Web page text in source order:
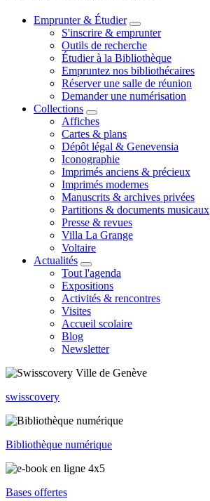
Emprunter & Étudier
S'inscrire & emprunter
Outils de recherche
Étudier à la Bibliothèque
Empruntez nos bibliothécaires
Réserver une salle de réunion
Demander une numérisation
Collections
Affiches
Cartes & plans
Dépôt légal & Genevensia
Iconographie
Imprimés anciens & précieux
Imprimés modernes
Manuscrits & archives privées
Partitions & documents musicaux
Presse & revues
Villa La Grange
Voltaire
Actualités
Tout l'agenda
Expositions
Activités & rencontres
Visites
Accueil scolaire
Blog
Newsletter
swisscovery
Bibliothèque numérique
Bases offertes